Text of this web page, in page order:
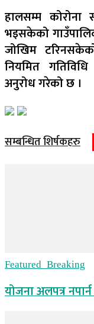
हालसम्म
भइसकेको
जोखिम
नियमित
अनुरोध गरेको छ ।
सम्बन्धित शिर्षकहरु
Featured_Breaking
योजना अलपत्र